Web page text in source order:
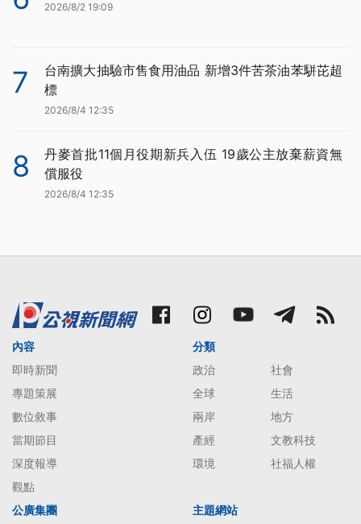
2026/8/2 19:09
7
台南擴大抽驗市售食用油品 新增3件苦茶油苯駢芘超
標
2026/8/4 12:35
8
丹麥首批11個月役期新兵入伍 19歲公主放棄薪資無
償服役
2026/8/4 12:35
內容
即時新聞
專題策展
數位敘事
當期節目
深度報導
觀點
分類
政治
社會
全球
生活
兩岸
地方
產經
文教科技
環境
社福人權
公廣集團 主題網站